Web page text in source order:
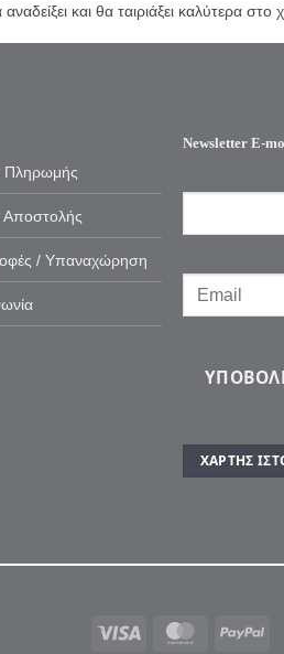
και θα ταιριάξει καλύτερα στο
Πληρωμής
Αποστολής
/ Υπαναχώρηση
Newsletter E-
ΧΆΡΤΗΣ
Visa MasterCard